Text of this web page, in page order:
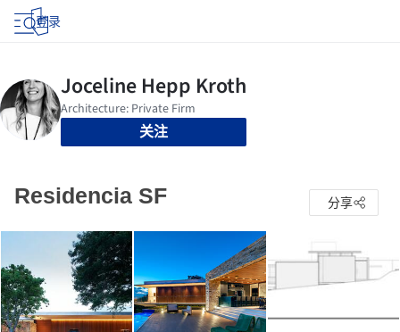
登录
关注
Residencia SF 分享